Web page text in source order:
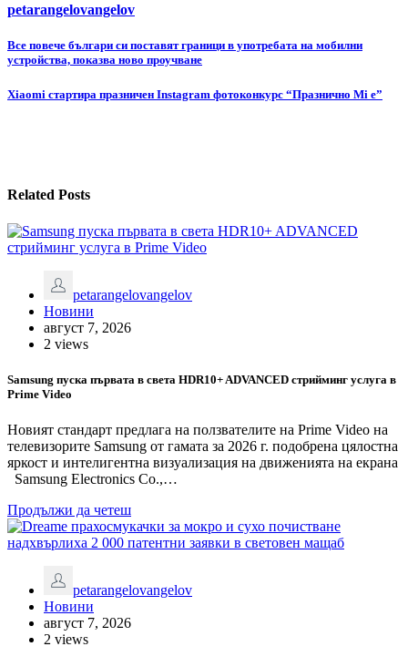
petarangelovangelov
Навигация
Все повече българи си поставят граници в употребата на мобилни
устройства, показва ново проучване
Xiaomi стартира празничен Instagram фотоконкурс “Празнично Mi e”
Related Posts
petarangelovangelov
Новини
август 7, 2026
2 views
Samsung пуска първата в света HDR10+ ADVANCED стрийминг услуга в
Prime Video
Новият стандарт предлага на ползвателите на Prime Video на
телевизорите Samsung от гамата за 2026 г. подобрена цялостна
яркост и интелигентна визуализация на движенията на екрана
Samsung Electronics Co.,…
Продължи да четеш
petarangelovangelov
Новини
август 7, 2026
2 views